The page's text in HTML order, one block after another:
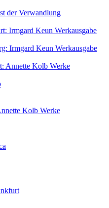
der Verwandlung
Irmgard Keun Werkausgabe
Irmgard Keun Werkausgabe
Annette Kolb Werke
Kolb Werke